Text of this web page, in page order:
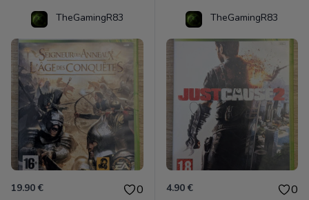
TheGamingR83
19.90 € 0
TheGamingR83
4.90 € 0